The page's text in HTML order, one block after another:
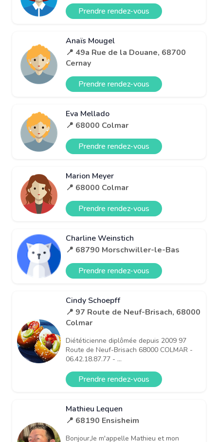
Prendre rendez-vous
Anaïs Mougel
📍 49a Rue de la Douane, 68700
Cernay
Prendre rendez-vous
Eva Mellado
📍 68000 Colmar
Prendre rendez-vous
Marion Meyer
📍 68000 Colmar
Prendre rendez-vous
Charline Weinstich
📍 68790 Morschwiller-le-Bas
Prendre rendez-vous
Cindy Schoepff
📍 97 Route de Neuf-Brisach, 68000
Colmar
Diététicienne diplômée depuis 2009 97
Route de Neuf-Brisach 68000 COLMAR -
06.42.18.87.77 - ...
Prendre rendez-vous
Mathieu Lequen
📍 68190 Ensisheim
Bonjour,Je m'appelle Mathieu et mon